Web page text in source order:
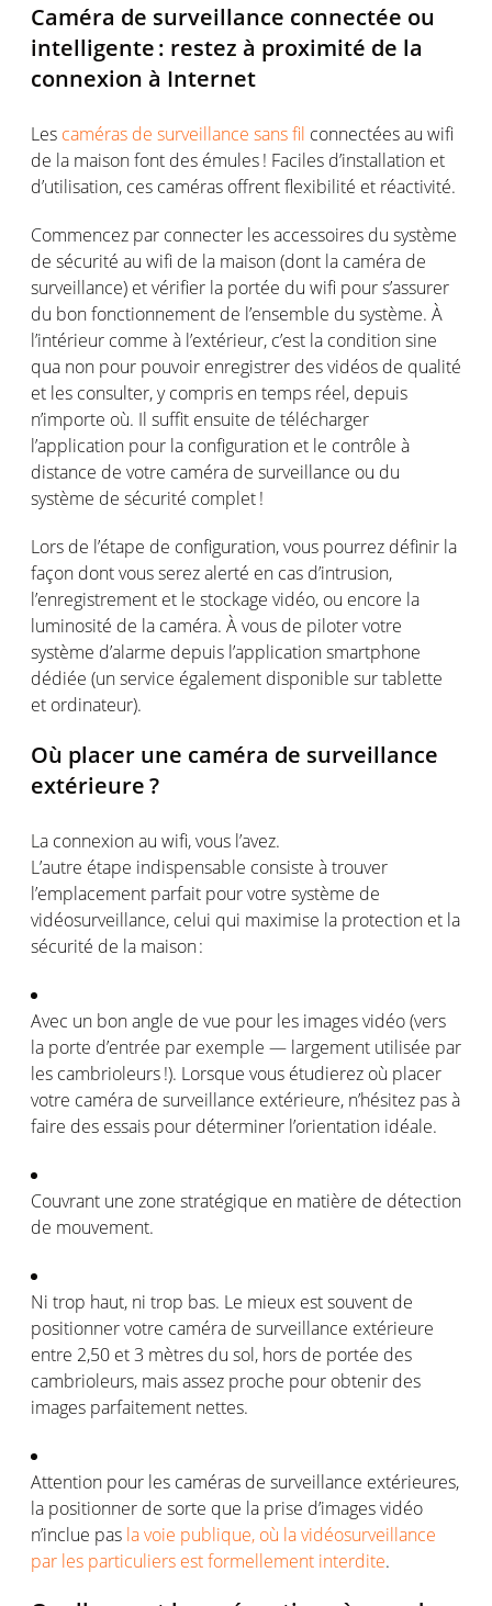
Caméra de surveillance connectée ou
intelligente: restez à proximité de la
connexion à Internet
Les caméras de surveillance sans fil connectéesau wifi
de la maisonfont des émules! Faciles d’installation et
d’utilisation, ces caméras offrentflexibilité et réactivité.
Commencez par connecter lesaccessoires du système
de sécurité au wifi de la maison(dont la caméra de
surveillance) etvérifier la portée du wifi pours’assurer
du bonfonctionnement de l’ensemble du système. À
l’intérieur comme à l’extérieur, c’est la condition sine
qua non pour pouvoir enregistrer desvidéos de qualité
et les consulter, ycompris entemps réel, depuis
n’importe où. Il suffit ensuite de télécharger
l’application pour la configuration et le contrôle à
distance de votre caméra de surveillance ou du
système de sécurité complet!
Lors de l’étape de configuration,vous pourrez définir la
façon dontvousserezalerté en cas d’intrusion,
l’enregistrement et le stockage vidéo, ou encore la
luminosité de la caméra. Àvous de pilotervotre
système d’alarme depuis l’applicationsmartphone
dédiée (un service également disponible surtablette
et ordinateur).
Où placer une caméra de surveillance
extérieure?
La connexionau wifi,vous l’avez.
L’autre étape indispensable consiste àtrouver
l’emplacement parfait pourvotre système de
vidéosurveillance, celui qui maximise la protection et la
sécurité de la maison:
Avec un bon angle de vue pour les imagesvidéo(vers
la porte d’entrée par exemple — largement utilisée par
les cambrioleurs!). Lorsque vous étudierez où placer
votre caméra de surveillance extérieure, n’hésitez pas à
faire des essais pour déterminer l’orientation idéale.
Couvrant une zone stratégique en matière de détection
de mouvement.
Ni trop haut, ni trop bas. Le mieux estsouvent de
positionnervotre caméra de surveillance extérieure
entre 2,50 et 3 mètres du sol, hors de portée des
cambrioleurs, maisassez proche pour obtenir des
images parfaitement nettes.
Attention pour les caméras de surveillance extérieures,
la positionner de sorte que la prise d’imagesvidéo
n’inclue pas la voie publique, où la vidéosurveillance
par les particuliers est formellement interdite.